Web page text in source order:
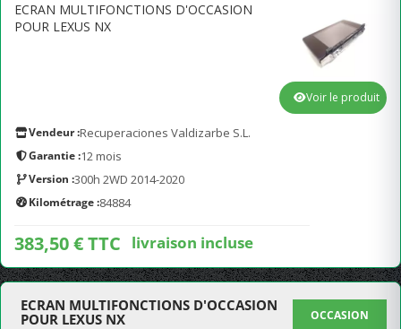
ECRAN MULTIFONCTIONS D'OCCASION
POUR LEXUS NX
Vendeur :Recuperaciones Valdizarbe S.L.
Garantie :12 mois
Version :300h 2WD 2014-2020
Kilométrage :84884
383,50 € TTC livraison incluse
Voir le produit
ECRAN MULTIFONCTIONS D'OCCASION
POUR LEXUS NX
OCCASION